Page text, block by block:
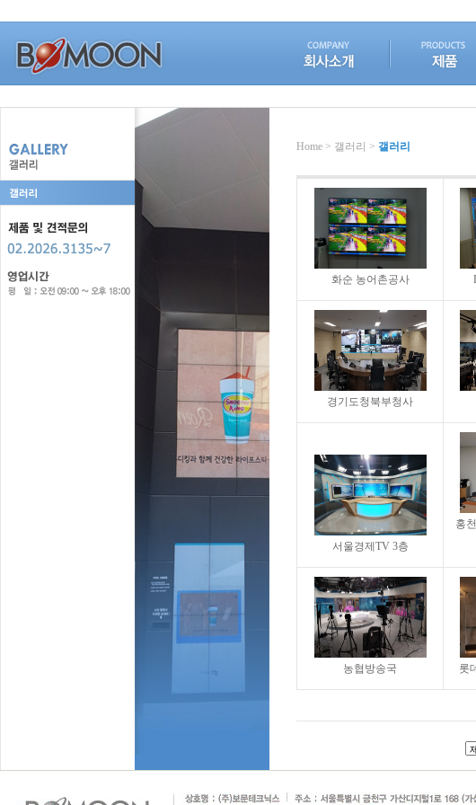
Home > 갤러리 > 갤러리
화순 농어촌공사
경기도청북부청사
서울경제TV 3층
홍
농협방송국 롯